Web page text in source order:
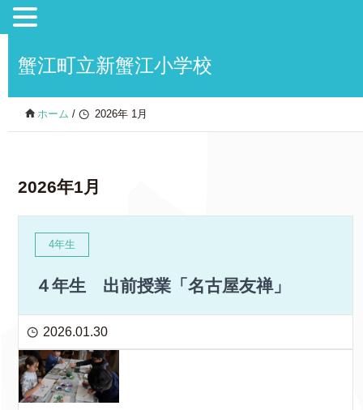
蟹江町立新蟹江小学校
ホーム / 2026年 1月
2026年1月
4年生
４年生 出前授業「名古屋友禅」
2026.01.30